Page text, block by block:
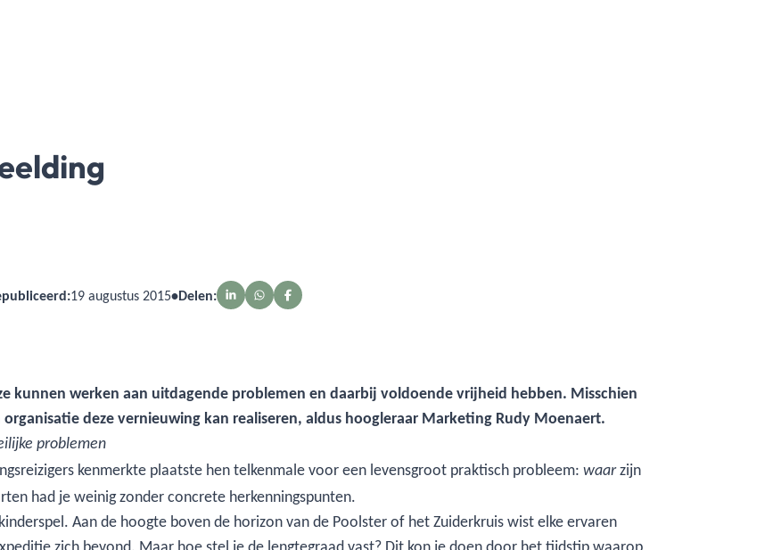
19 augustus 2015•Delen:
kunnen werken aan uitdagende problemen en daarbij voldoende vrijheid hebben. Misschien
deze vernieuwing kan realiseren, aldus hoogleraar Marketing Rudy Moenaert.
problemen
kenmerkte plaatste hen telkenmale voor een levensgroot praktisch probleem:waarzijn
had je weinig zonder concrete herkenningspunten.
Aan de hoogte boven de horizon van de Poolster of het Zuiderkruis wist elke ervaren